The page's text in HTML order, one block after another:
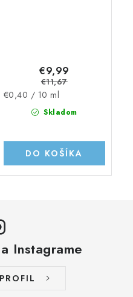
Skladom
€9,99
€11,67
Jednotková
€0,40 / 10 ml
DO KOŠÍKA
Instagrame